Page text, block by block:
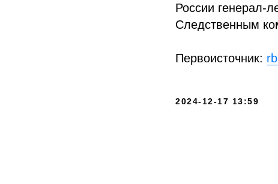
России генерал-
Следственным
Первоисточник:
2024-12-17 13:59